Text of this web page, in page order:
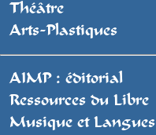
Théâtre
Arts-Plastiques
AIMP : éditorial
Ressources du Libre
Musique et Langues